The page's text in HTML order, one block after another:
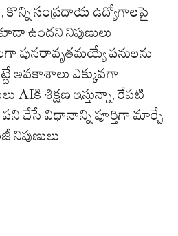
కొన్ని సంప్రదాయ ఉద్యోగాలపై
ఉందని నిపుణులు
పునరావృతమయ్యే పనులను
అవకాశాలు ఎక్కువగా
AIకి శిక్షణ ఇస్తున్నా, రేపటి
చేసే విధానాన్ని పూర్తిగా మార్చే